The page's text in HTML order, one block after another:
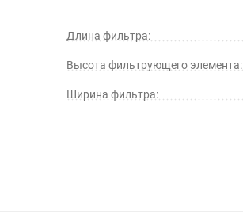
Длина фильтра:
Высота фильтрующего элемента:
Ширина фильтра: